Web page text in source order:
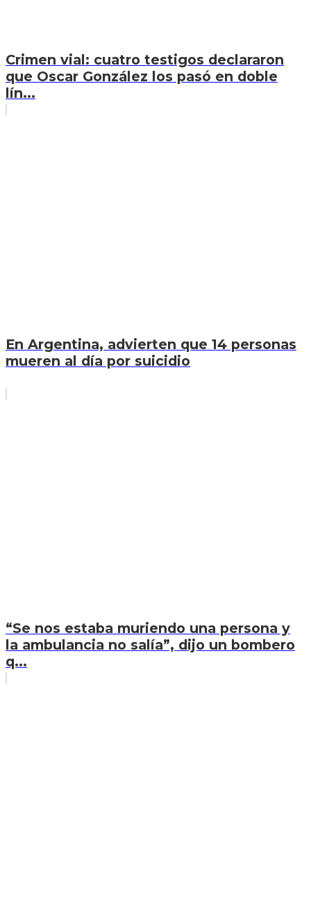
Crimen vial: cuatro testigos declararon
que Oscar González los pasó en doble
lín...
En Argentina, advierten que 14 personas
mueren al día por suicidio
“Se nos estaba muriendo una persona y
la ambulancia no salía”, dijo un bombero
q...